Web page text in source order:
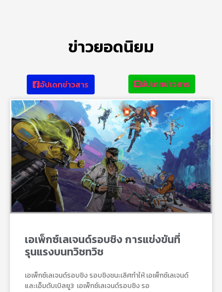
ข่าวยอดนิยม
อัปเดทข่าวสาร อัปเดทข่าวสาร
เอเพ็กซ์เลเจนด์รอบชิง การแข่งขันที่
รุนแรงบนทวิชทวิช
เอเพ็กซ์เลเจนด์รอบชิง รอบชิงชนะเลิศทำให้ เอเพ็กซ์เลเจนด์
และเอ็มดับเบิลยู3 เอเพ็กซ์เลเจนด์รอบชิง รอ